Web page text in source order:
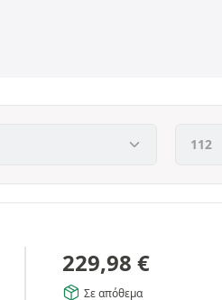
229,98 €
Σε απόθεμα